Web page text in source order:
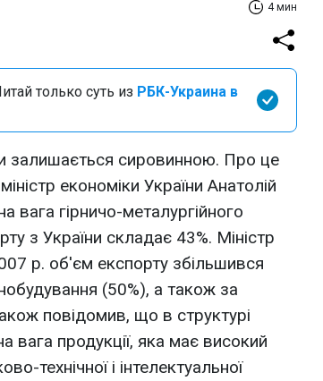
4 мин
только суть из РБК-Украина в
залишається сировинною. Про це
економіки України Анатолій
вага гірничо-металургійного
з України складає 43%. Міністр
р. об'єм експорту збільшився
(50%), а також за
повідомив, що в структурі
вага продукції, яка має високий
технічної і інтелектуальної